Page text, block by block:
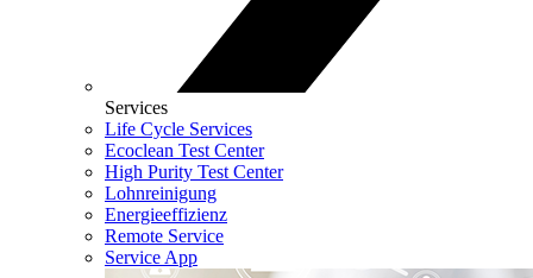
Services
Life Cycle Services
Ecoclean Test Center
High Purity Test Center
Lohnreinigung
Energieeffizienz
Remote Service
Service App